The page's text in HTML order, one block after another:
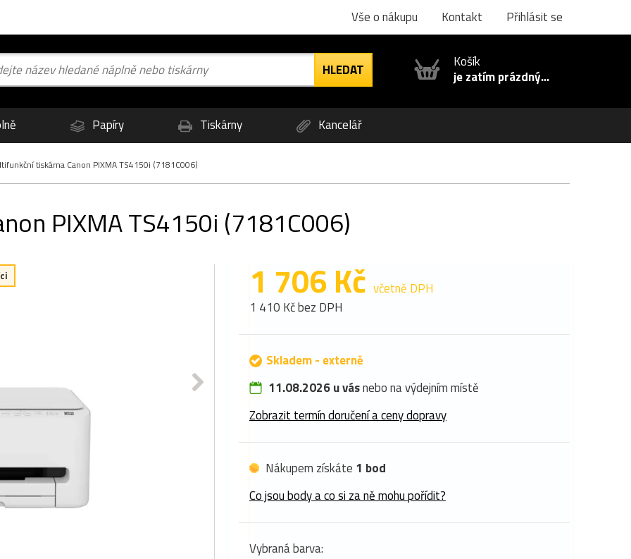
Vše o nákupu Kontakt Přihlásit se
Košík
je zatím prázdný...
Papíry Tiskárny Kancelář
tiskárna Canon PIXMA TS4150i (7181C006)
PIXMA TS4150i (7181C006)
1 706 Kč včetně DPH
1 410 Kč bez DPH
Skladem - externě
11.08.2026 u vásnebo na výdejním místě
Zobrazit termín doručení a ceny dopravy
Nákupem získáte 1 bod
Co jsou body a co si za ně mohu pořídit?
Vybraná barva: